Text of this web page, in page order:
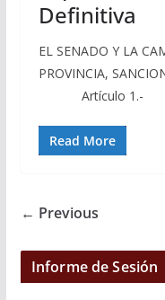
Definitiva
EL SENADO Y LA
PROVINCIA,
Artículo 1.-
Read More
← Previous
Informe de Sesión